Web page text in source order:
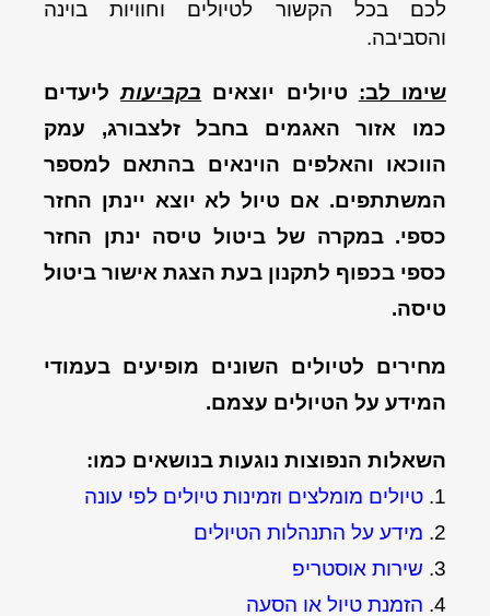
לכם בכל הקשור לטיולים וחוויות בוינה
והסביבה.
שימו לב: טיולים יוצאים בקביעותליעדים
כמו אזור האגמים בחבל זלצבורג, עמק
הווכאו והאלפים הוינאים בהתאם למספר
המשתתפים. אם טיול לא יוצא יינתן החזר
כספי. במקרה של ביטול טיסה ינתן החזר
כספי בכפוף לתקנון בעת הצגת אישור ביטול
טיסה.
מחירים לטיולים השונים מופיעים בעמודי
המידע על הטיולים עצמם.
השאלות הנפוצות נוגעות בנושאים כמו:
1. טיולים מומלצים וזמינות טיולים לפי עונה
2. מידע על התנהלות הטיולים
3. שירות אוסטריפ
4. הזמנת טיול או הסעה